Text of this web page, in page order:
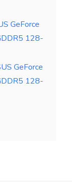
GeForce
128-
GeForce
128-